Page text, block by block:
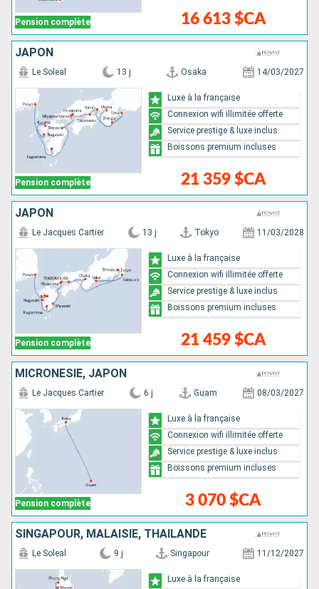
Pension complète 16 613 $CA
JAPON
Pension complète
Le Soleal 13 j Osaka 14/03/2027
21 359 $CA
Luxe à la française
Connexion wifi illimitée offerte
Service prestige & luxe inclus
Boissons premium incluses
JAPON
Pension complète
Le Jacques Cartier 13 j Tokyo 11/03/2028
21 459 $CA
Luxe à la française
Connexion wifi illimitée offerte
Service prestige & luxe inclus
Boissons premium incluses
MICRONÉSIE, JAPON
Pension complète
Le Jacques Cartier 6 j Guam 08/03/2027
3 070 $CA
Luxe à la française
Connexion wifi illimitée offerte
Service prestige & luxe inclus
Boissons premium incluses
SINGAPOUR, MALAISIE, THAÏLANDE
Le Soleal 9 j Singapour 11/12/2027
Luxe à la française